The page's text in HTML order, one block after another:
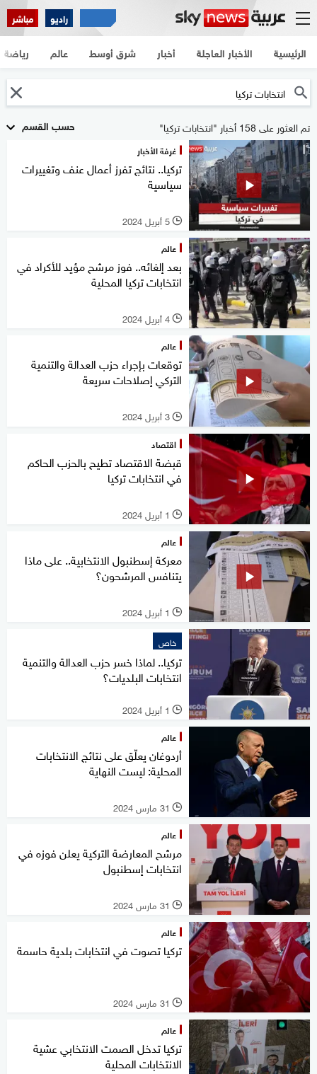
راديو مباشر
الرئيسية الأخبار العاجلة أخبار شرق أوسط عالم رياضة
حسب القسم تم العثور على 158 أخبار "انتخابات تركيا"
غرفة الأخبار
تركيا.. نتائج تفرز أعمال عنف وتغييرات
سياسية
l 5 أبريل 2024
عالم
بعد إلغائه.. فوز مرشح مؤيد للأكراد في
انتخابات تركيا المحلية
l 4 أبريل 2024
عالم
توقعات بإجراء حزب العدالة والتنمية
التركي إصلاحات سريعة
l 3 أبريل 2024
اقتصاد
قبضة الاقتصاد تطيح بالحزب الحاكم
في انتخابات تركيا
l 1 أبريل 2024
عالم
معركة إسطنبول الانتخابية.. على ماذا
يتنافس المرشحون؟
l 1 أبريل 2024
خاص
تركيا.. لماذا خسر حزب العدالة والتنمية
انتخابات البلديات؟
l 1 أبريل 2024
عالم
أردوغان يعلّق على نتائج الانتخابات
المحلية: ليست النهاية
l 31 مارس 2024
عالم
مرشح المعارضة التركية يعلن فوزه في
انتخابات إسطنبول
l 31 مارس 2024
عالم
تركيا تصوت في انتخابات بلدية حاسمة
l 31 مارس 2024
عالم
تركيا تدخل الصمت الانتخابي عشية
الانتخابات المحلية